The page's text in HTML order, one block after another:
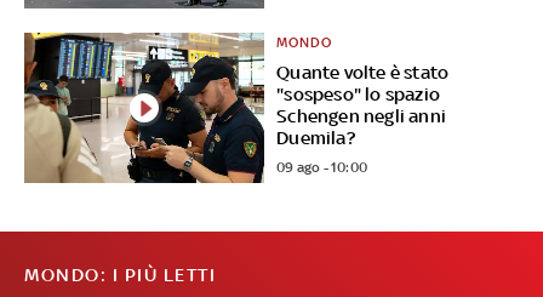
Quante volte è stato
"sospeso" lo spazio
Schengen negli anni
Duemila?
MONDO
09 ago - 10:00
MONDO: I PIÙ LETTI